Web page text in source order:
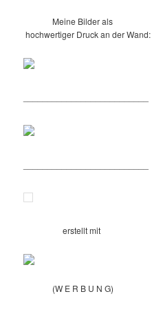
Meine Bilder als
hochwertiger Druck an der Wand:
erstellt mit
(W E R B U N G)